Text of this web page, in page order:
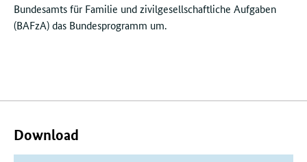
Bundesamts für Familie und zivilgesellschaftliche Aufgaben
(BAFzA) das Bundesprogramm um.
Download